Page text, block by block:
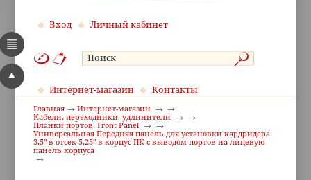
Вход Личный кабинет
Интернет-магазин Контакты
Главная
Интернет-магазин
Кабели, переходники, удлинители
Планки портов. Front Panel
Универсальная Передняя панель для установки кардридера
3.5" в отсек 5,25" в корпус ПК с выводом портов на лицевую
панель корпуса